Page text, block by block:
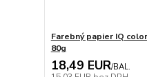
Farebný papier IQ
80g
18,49 EUR/BAL.